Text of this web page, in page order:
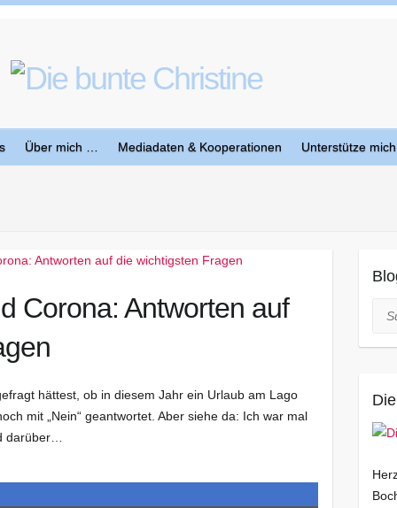
Über mich … Mediadaten & Kooperationen Unterstütze mich
Corona: Antworten auf
hättest, ob in diesem Jahr ein Urlaub am Lago
mit „Nein“ geantwortet. Aber siehe da: Ich war mal
darüber…